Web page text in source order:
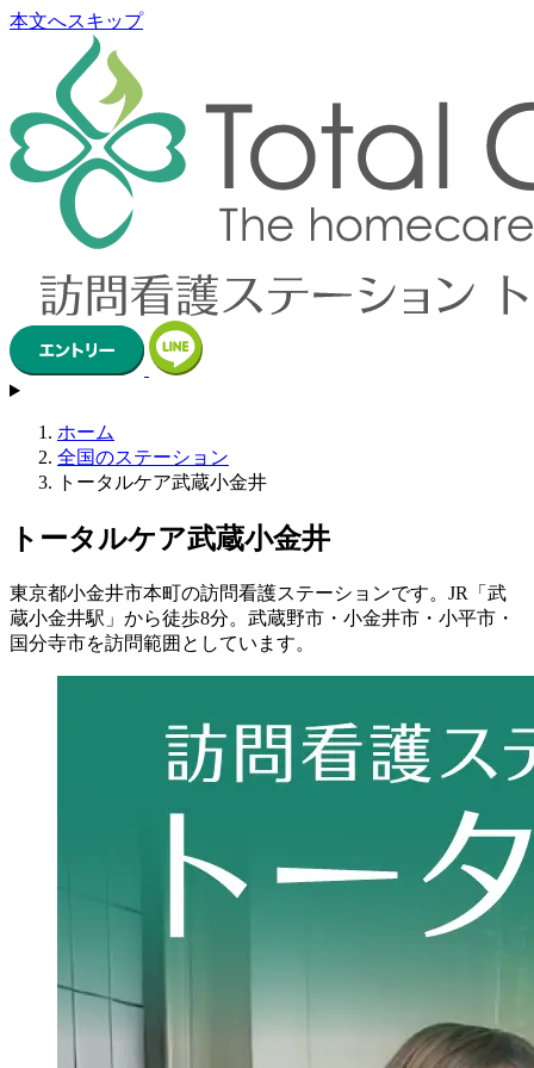
本文へスキップ
ホーム
全国のステーション
トータルケア武蔵小金井
トータルケア武蔵小金井
東京都小金井市本町の訪問看護ステーションです。JR「武
蔵小金井駅」から徒歩8分。武蔵野市・小金井市・小平市・
国分寺市を訪問範囲としています。